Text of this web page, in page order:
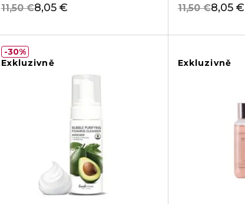
8,05 €
11,50 € 8,05 €
11,50 €
Exkluzivně
30%
Exkluzivně